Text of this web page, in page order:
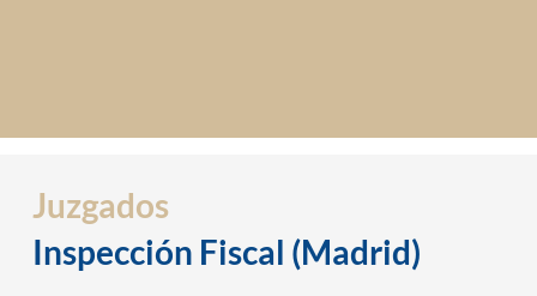
Juzgados
Inspección Fiscal (Madrid)